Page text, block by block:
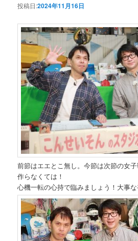
投稿日:2024年11月16日
前節はエエとこ無し。今節は次節の女
作らなくては！
心機一転の心持で臨みましょう！大事な